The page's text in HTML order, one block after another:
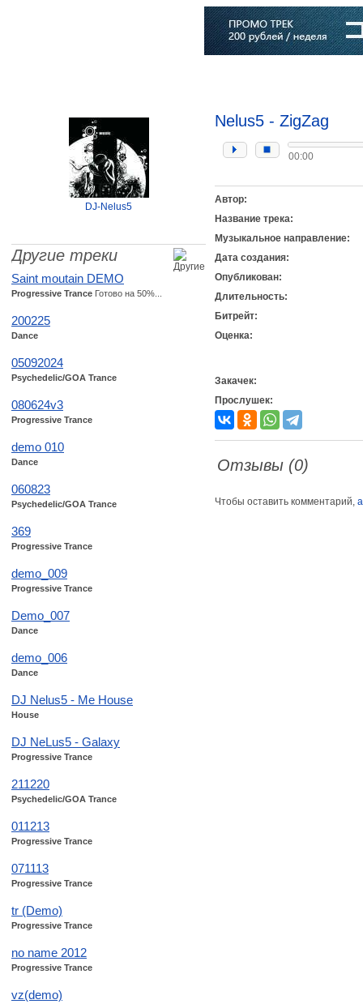
DJ-Nelus5
Другие треки
Saint moutain DEMO
Progressive Trance Готово на 50%...
200225
Dance
05092024
Psychedelic/GOA Trance
080624v3
Progressive Trance
demo 010
Dance
060823
Psychedelic/GOA Trance
369
Progressive Trance
demo_009
Progressive Trance
Demo_007
Dance
demo_006
Dance
DJ Nelus5 - Me House
House
DJ NeLus5 - Galaxy
Progressive Trance
211220
Psychedelic/GOA Trance
011213
Progressive Trance
071113
Progressive Trance
tr (Demo)
Progressive Trance
no name 2012
Progressive Trance
vz(demo)
Nelus5 - ZigZag
00:00
Автор:
Название трека:
Музыкальное направление:
Дата создания:
Опубликован:
Длительность:
Битрейт:
Оценка:
Закачек:
Прослушек:
Отзывы (0)
Чтобы оставить комментарий,